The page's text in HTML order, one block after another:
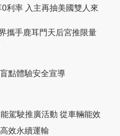
利率 入主再抽美國雙人來
攜手鹿耳門天后宮推限量
點體驗安全宣導
駕駛推廣活動 從車輛能效
效永續運輸